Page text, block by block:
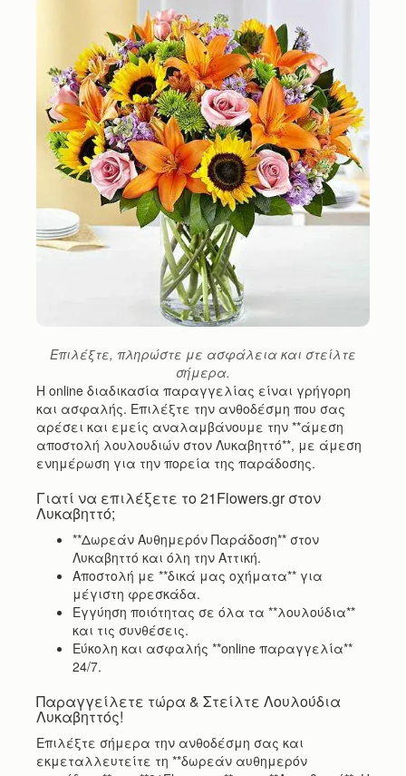
Επιλέξτε, πληρώστε με ασφάλεια και στείλτε
σήμερα.
Η online διαδικασία παραγγελίας είναι γρήγορη
και ασφαλής. Επιλέξτε την ανθοδέσμη που σας
αρέσει και εμείς αναλαμβάνουμε την **άμεση
αποστολή λουλουδιών στον Λυκαβηττό**, με άμεση
ενημέρωση για την πορεία της παράδοσης.
Γιατί να επιλέξετε το 21Flowers.gr στον
Λυκαβηττό;
**Δωρεάν Αυθημερόν Παράδοση** στον
Λυκαβηττό και όλη την Αττική.
Αποστολή με **δικά μας οχήματα** για
μέγιστη φρεσκάδα.
Εγγύηση ποιότητας σε όλα τα **λουλούδια**
και τις συνθέσεις.
Εύκολη και ασφαλής **online παραγγελία**
24/7.
Παραγγείλετε τώρα & Στείλτε Λουλούδια
Λυκαβηττός!
Επιλέξτε σήμερα την ανθοδέσμη σας και
εκμεταλλευτείτε τη **δωρεάν αυθημερόν